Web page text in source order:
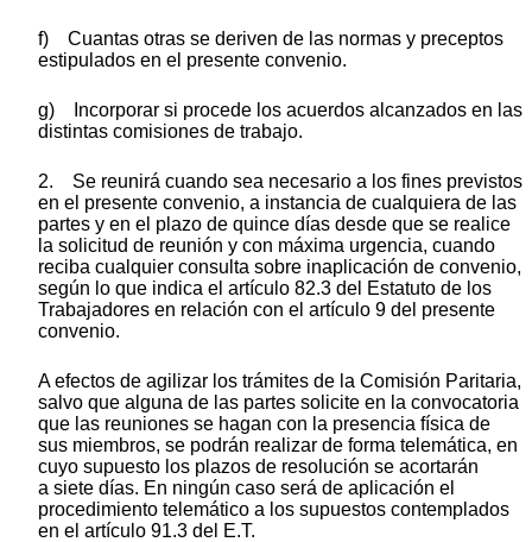
f) Cuantas otras se deriven de las normas y preceptos
estipulados en el presente convenio.
g) Incorporar si procede los acuerdos alcanzados en las
distintas comisiones de trabajo.
2. Se reunirá cuando sea necesario a los fines previstos
en el presente convenio, a instancia de cualquiera de las
partes y en el plazo de quince días desde que se realice
la solicitud de reunión y con máxima urgencia, cuando
reciba cualquier consulta sobre inaplicación de convenio,
según lo que indica el artículo 82.3 del Estatuto de los
Trabajadores en relación con el artículo 9 del presente
convenio.
A efectos de agilizar los trámites de la Comisión Paritaria,
salvo que alguna de las partes solicite en la convocatoria
que las reuniones se hagan con la presencia física de
sus miembros, se podrán realizar de forma telemática, en
cuyo supuesto los plazos de resolución se acortarán
a siete días. En ningún caso será de aplicación el
procedimiento telemático a los supuestos contemplados
en el artículo 91.3 del E.T.